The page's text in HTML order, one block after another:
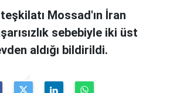
Mossad'ın İran
sebebiyle iki üst
aldığı bildirildi.